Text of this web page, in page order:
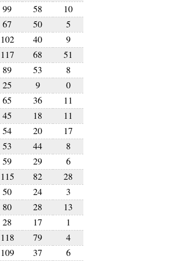
99 58
10
67 50
5
102 40
9
117 68
51
89 53
8
25 9
0
65 36
11
45 18
11
54 20
17
53 44
8
59 29
6
115 82
28
50 24
3
80 28
13
28 17
1
118 79
4
109 37
6